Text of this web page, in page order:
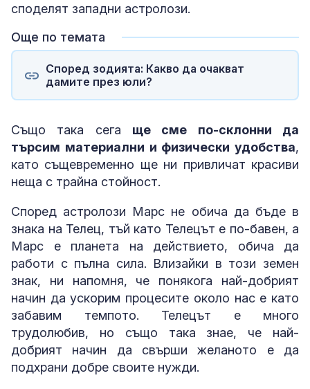
споделят западни астролози.
Още по темата
Според зодията: Какво да очакват
дамите през юли?
Също така сега ще сме по-склонни да
търсим материални и физически удобства,
като същевременно ще ни привличат красиви
неща с трайна стойност.
Според астролози Марс не обича да бъде в
знака на Телец, тъй като Телецът е по-бавен, а
Марс е планета на действието, обича да
работи с пълна сила. Влизайки в този земен
знак, ни напомня, че понякога най-добрият
начин да ускорим процесите около нас е като
забавим темпото. Телецът е много
трудолюбив, но също така знае, че най-
добрият начин да свърши желаното е да
подхрани добре своите нужди.